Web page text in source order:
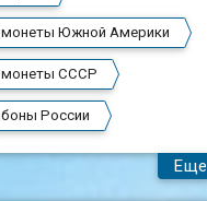
монеты Южной Америки
монеты СССР
боны России
Еще